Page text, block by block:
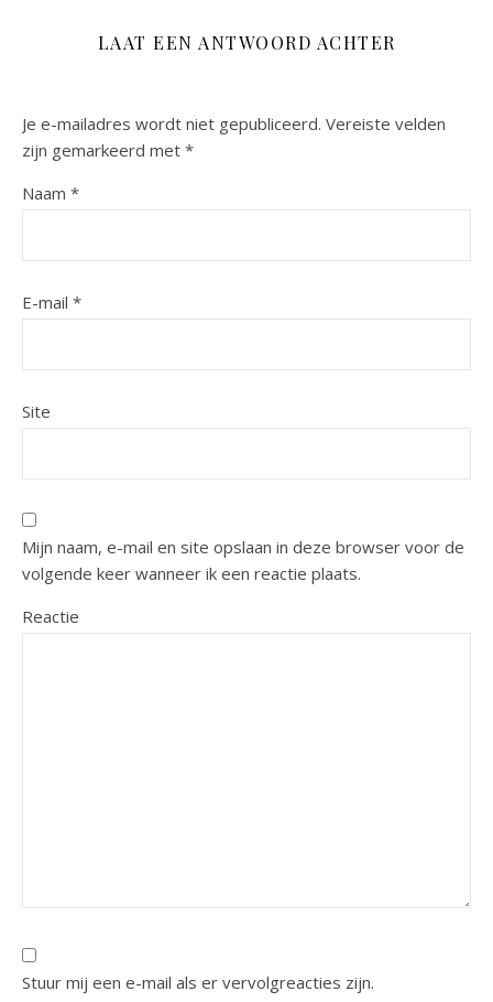
LAAT EEN ANTWOORD ACHTER
Je e-mailadres wordt niet gepubliceerd. Vereiste velden
zijn gemarkeerd met *
Naam *
E-mail *
Site
Mijn naam, e-mail en site opslaan in deze browser voor de
volgende keer wanneer ik een reactie plaats.
Reactie
Stuur mij een e-mail als er vervolgreacties zijn.